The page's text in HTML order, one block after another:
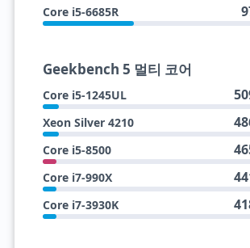
Core i5-6685R
Geekbench 5 멀티 코어
Core i5-1245UL
Xeon Silver 4210
Core i5-8500
Core i7-990X
Core i7-3930K